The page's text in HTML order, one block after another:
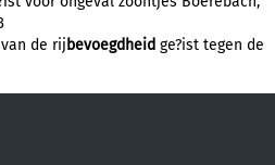
de rij bevoegdheid ge?ist tegen de